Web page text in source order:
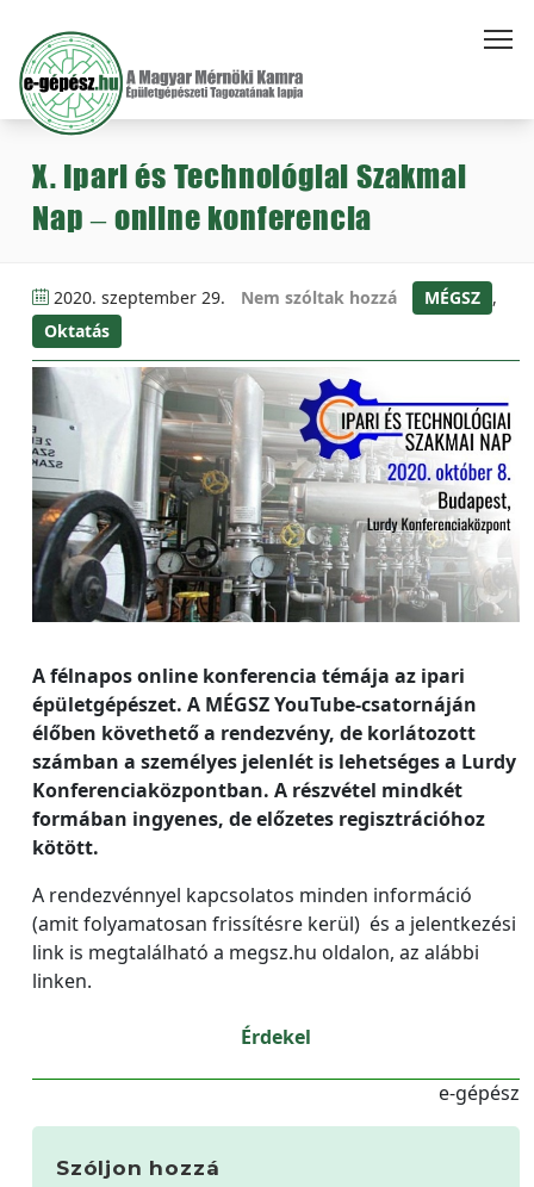
X. Ipari és Technológiai Szakmai
Nap – online konferencia
2020. szeptember 29. Nem szóltak hozzá MÉGSZ ,
Oktatás
A félnapos online konferencia témája az ipari
épületgépészet. A MÉGSZ YouTube-csatornáján
élőben követhető a rendezvény, de korlátozott
számban a személyes jelenlét is lehetséges a Lurdy
Konferenciaközpontban. A részvétel mindkét
formában ingyenes, de előzetes regisztrációhoz
kötött.
A rendezvénnyel kapcsolatos minden információ
(amit folyamatosan frissítésre kerül) és a jelentkezési
link is megtalálható a megsz.hu oldalon, az alábbi
linken.
Érdekel
e-gépész
Szóljon hozzá